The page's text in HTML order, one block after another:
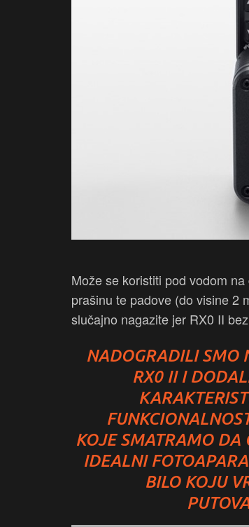
Može se koristiti pod vodom
prašinu te padove (do visine 2
slučajno nagazite jer RX0 II
NADOGRADILI SMO
RX0 II I
KOJE SMATRAMO DA
IDEALNI
BILO KOJU